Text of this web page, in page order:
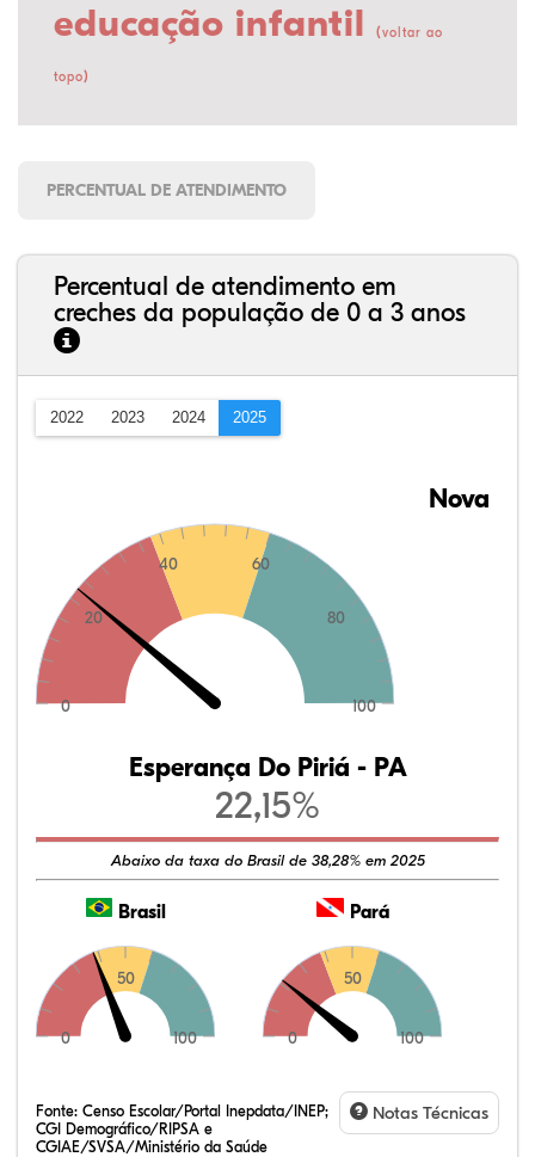
educação infantil (voltar ao
topo)
PERCENTUAL DE ATENDIMENTO
Percentual de atendimento em
creches da população de 0 a 3 anos
2022 2023 2024 2025
0
20
40 60
80
100
Nova
Esperança Do Piriá - PA
22,15%
Abaixo da taxa do Brasil de 38,28% em 2025
Brasil
0
50
100
Pará
0
50
100
Fonte: Censo Escolar/Portal Inepdata/INEP;
CGI Demográfico/RIPSA e
CGIAE/SVSA/Ministério da Saúde
Notas Técnicas